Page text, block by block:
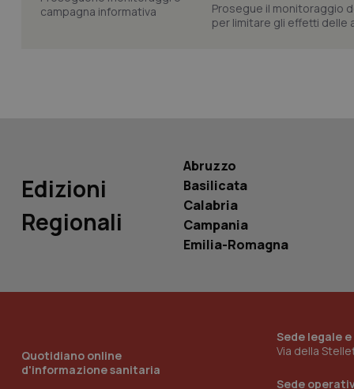
Prosegue il monitoraggio
per limitare gli effetti delle
Edizioni
Regionali
Abruzzo
Basilicata
Calabria
Campania
Emilia-Romagna
Quotidiano online
d'informazione sanitaria
Sede legale
Via della
Sede